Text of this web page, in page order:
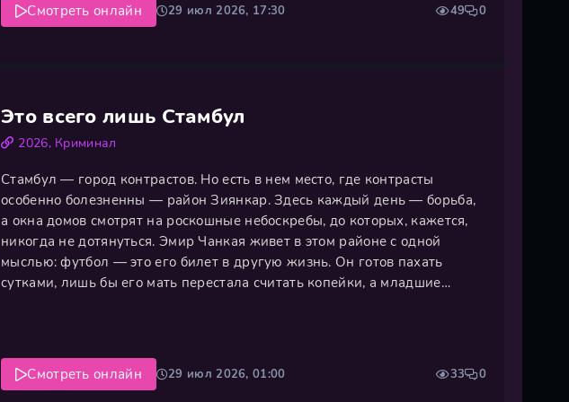
29 июл 2026, 17:30 49 0
Смотреть онлайн
Это всего лишь Стамбул
2026, Криминал
Стамбул — город контрастов. Но есть в нем место, где контрасты
особенно болезненны — район Зиянкар. Здесь каждый день — борьба,
а окна домов смотрят на роскошные небоскребы, до которых, кажется,
никогда не дотянуться. Эмир Чанкая живет в этом районе с одной
мыслью: футбол — это его билет в другую жизнь. Он готов пахать
сутками, лишь бы его мать перестала считать копейки, а младшие
29 июл 2026, 01:00 33 0
Смотреть онлайн